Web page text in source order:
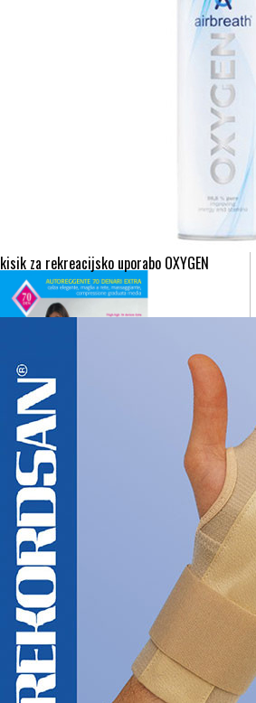
za rekreacijsko uporabo OXYGEN
HLAČNE NOGAVICE ZA
PREVENTIVNE AG 70DEN DAINO